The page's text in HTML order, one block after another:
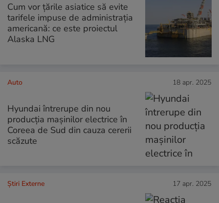
Cum vor țările asiatice să evite
tarifele impuse de administrația
americană: ce este proiectul
Alaska LNG
Auto 18 apr. 2025
Hyundai întrerupe din nou
producția mașinilor electrice în
Coreea de Sud din cauza cererii
scăzute
Știri Externe 17 apr. 2025